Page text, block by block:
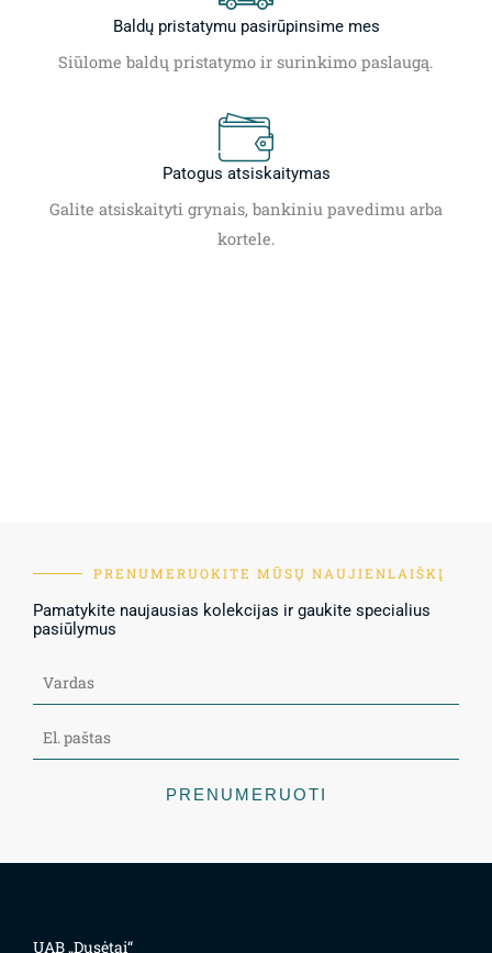
Baldų pristatymu pasirūpinsime mes
Siūlome baldų pristatymo ir surinkimo paslaugą.
Patogus atsiskaitymas
Galite atsiskaityti grynais, bankiniu pavedimu arba
kortele.
PRENUMERUOKITE MŪSŲ NAUJIENLAIŠKĮ
Pamatykite naujausias kolekcijas ir gaukite specialius
pasiūlymus
PRENUMERUOTI
UAB „Dusėtai“